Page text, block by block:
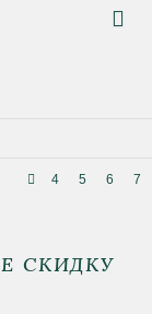
4 5 6 7
СКИДКУ